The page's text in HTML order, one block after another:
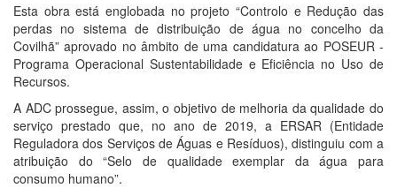
Esta obra está englobada no projeto “Controlo e Redução das
perdas no sistema de distribuição de água no concelho da
Covilhã” aprovado no âmbito de uma candidatura ao POSEUR -
Programa Operacional Sustentabilidade e Eficiência no Uso de
Recursos.
A ADC prossegue, assim, o objetivo de melhoria da qualidade do
serviço prestado que, no ano de 2019, a ERSAR (Entidade
Reguladora dos Serviços de Águas e Resíduos), distinguiu com a
atribuição do “Selo de qualidade exemplar da água para
consumo humano”.